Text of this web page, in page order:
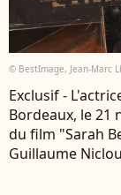
© BestImage, Jean-Marc
Exclusif -
Bordeaux, le 21
du film "Sarah
Guillaume